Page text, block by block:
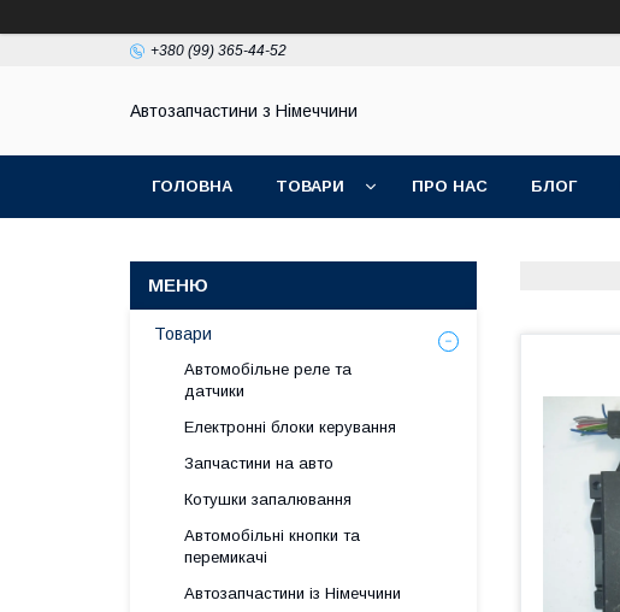
+380 (99) 365-44-52
Автозапчастини з Німеччини
ГОЛОВНА ТОВАРИ ПРО НАС БЛОГ
Товари
Автомобільне реле та
датчики
Електронні блоки керування
Запчастини на авто
Котушки запалювання
Автомобільні кнопки та
перемикачі
Автозапчастини із Німеччини